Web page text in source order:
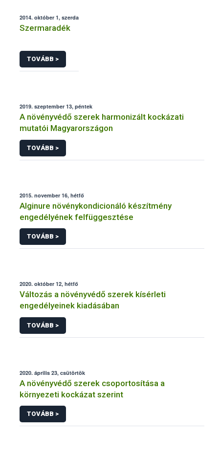
2014. október 1, szerda
Szermaradék
TOVÁBB >
2019. szeptember 13, péntek
A növényvédő szerek harmonizált kockázati
mutatói Magyarországon
TOVÁBB >
2015. november 16, hétfő
Alginure növénykondicionáló készítmény
engedélyének felfüggesztése
TOVÁBB >
2020. október 12, hétfő
Változás a növényvédő szerek kísérleti
engedélyeinek kiadásában
TOVÁBB >
2020. április 23, csütörtök
A növényvédő szerek csoportosítása a
környezeti kockázat szerint
TOVÁBB >